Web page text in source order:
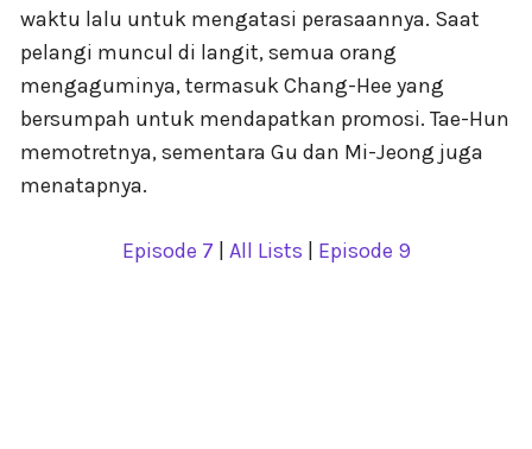
waktu lalu untuk mengatasi perasaannya. Saat
pelangi muncul di langit, semua orang
mengaguminya, termasuk Chang-Hee yang
bersumpah untuk mendapatkan promosi. Tae-Hun
memotretnya, sementara Gu dan Mi-Jeong juga
menatapnya.
Episode 7 All Lists Episode 9